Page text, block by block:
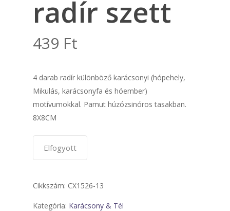
radír szett
439 Ft
4 darab radír különböző karácsonyi (hópehely,
Mikulás, karácsonyfa és hóember)
motívumokkal. Pamut húzózsinóros tasakban.
8X8CM
Elfogyott
Cikkszám: CX1526-13
Kategória: Karácsony & Tél